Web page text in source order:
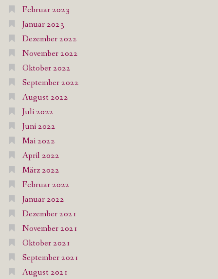
Februar 2023
Januar 2023
Dezember 2022
November 2022
Oktober 2022
September 2022
August 2022
Juli 2022
Juni 2022
Mai 2022
April 2022
März 2022
Februar 2022
Januar 2022
Dezember 2021
November 2021
Oktober 2021
September 2021
August 2021